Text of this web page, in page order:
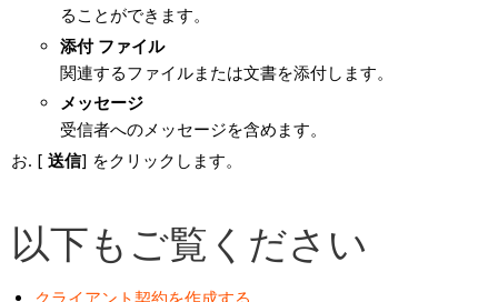
ることができます。
添付 ファイル
関連するファイルまたは文書を添付します。
メッセージ
受信者へのメッセージを含めます。
[ 送信] をクリックします。
以下もご覧ください